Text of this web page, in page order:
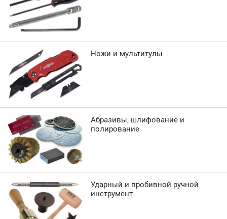
Ножи и мультитулы
Абразивы, шлифование и
полирование
Ударный и пробивной ручной
инструмент